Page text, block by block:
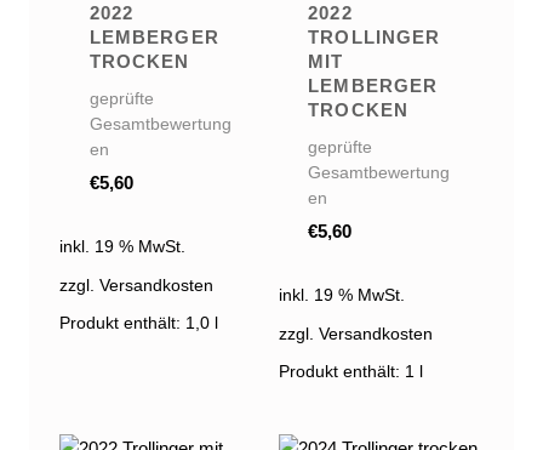
2022
LEMBERGER
TROCKEN
geprüfte
Gesamtbewertung
en
€5,60
inkl. 19 % MwSt.
zzgl. Versandkosten
Produkt enthält: 1,0
2022
TROLLINGER
MIT
LEMBERGER
TROCKEN
geprüfte
Gesamtbewertung
en
€5,60
inkl. 19 % MwSt.
zzgl. Versandkosten
Produkt enthält: 1